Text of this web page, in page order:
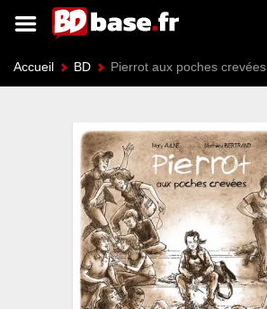
Accueil BD Pierrot aux poches crevées